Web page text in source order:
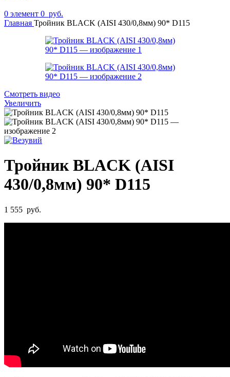
0 элемент 0 руб.
Главная Тройник BLACK (AISI 430/0,8мм) 90* D115
Смотреть видео
Увеличить
Тройник BLACK (AISI
430/0,8мм) 90* D115
1 555 руб.